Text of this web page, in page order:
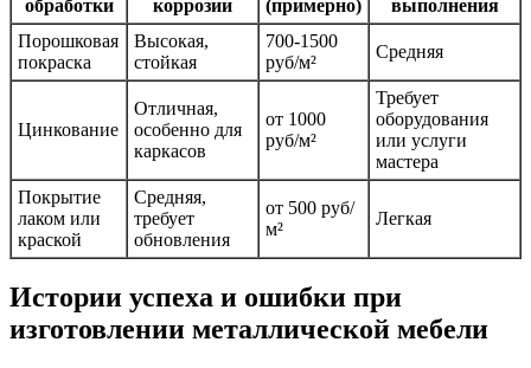
обработки
коррозии
(примерно)
выполнения
Порошковая
покраска
Высокая,
стойкая
700-1500
руб/м²
Средняя
Цинкование
Отличная,
особенно для
каркасов
от 1000
руб/м²
Требует
оборудования
или услуги
мастера
Покрытие
лаком или
краской
Средняя,
требует
обновления
от 500 руб/
м²
Легкая
Истории успеха и ошибки при
изготовлении металлической мебели